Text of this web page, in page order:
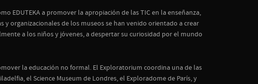
EDUTEKA a promover la apropiación de las TIC en la enseñanza,
organizacionales de los museos se han venido orientado a crear
a los niños y jóvenes, a despertar su curiosidad por el mundo
la educación no formal. El Exploratorium coordina una de las
el Science Museum de Londres, el Exploradome de París, y